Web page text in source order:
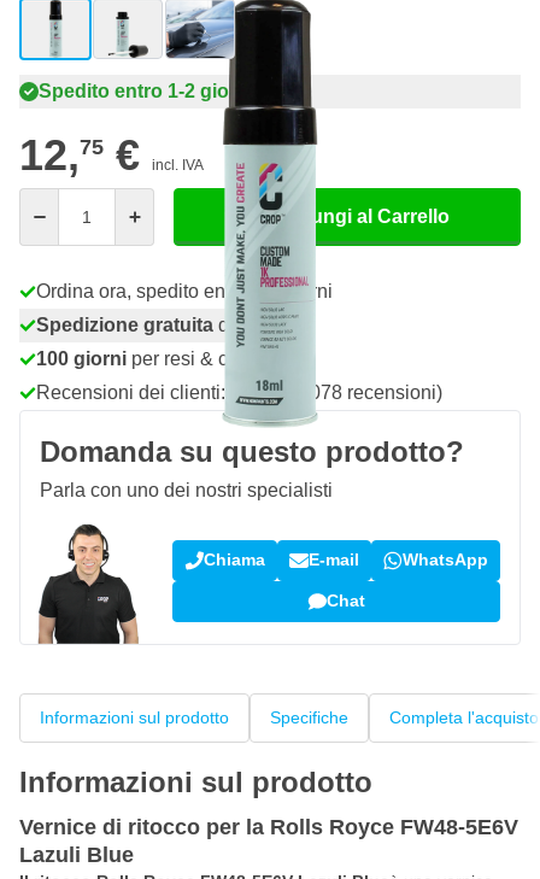
View larger imageView larger imageView larger image
Spedito entro 1-2 giorni
12,75 € incl. IVA
Aggiungi al Carrello
Ordina ora, spedito entro 1-2 giorni
Spedizione gratuita da 150,- €
100 giorni per resi & cambi
Recensioni dei clienti:
4,58/5 (7.078 recensioni)
Domanda su questo prodotto?
Parla con uno dei nostri specialisti
Chiama E-mail WhatsApp
Chat
Informazioni sul prodotto Specifiche Completa l'acquisto
Informazioni sul prodotto
Vernice di ritocco per la Rolls Royce FW48-5E6V
Lazuli Blue